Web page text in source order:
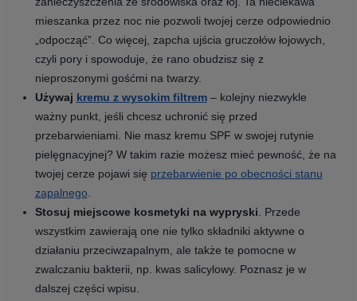
mieszanka przez noc nie pozwoli twojej cerze odpowiednio
„odpocząć”. Co więcej, zapcha ujścia gruczołów łojowych,
czyli pory i spowoduje, że rano obudzisz się z
nieproszonymi gośćmi na twarzy.
Używaj kremu z wysokim filtrem– kolejny niezwykle
ważny punkt, jeśli chcesz uchronić się przed
przebarwieniami. Nie masz kremu SPF w swojej rutynie
pielęgnacyjnej? W takim razie możesz mieć pewność, że na
twojej cerze pojawi się przebarwienie po obecności stanu
zapalnego.
Stosuj miejscowe kosmetyki na wypryski. Przede
wszystkim zawierają one nie tylko składniki aktywne o
działaniu przeciwzapalnym, ale także te pomocne w
zwalczaniu bakterii, np. kwas salicylowy. Poznasz je w
dalszej części wpisu.